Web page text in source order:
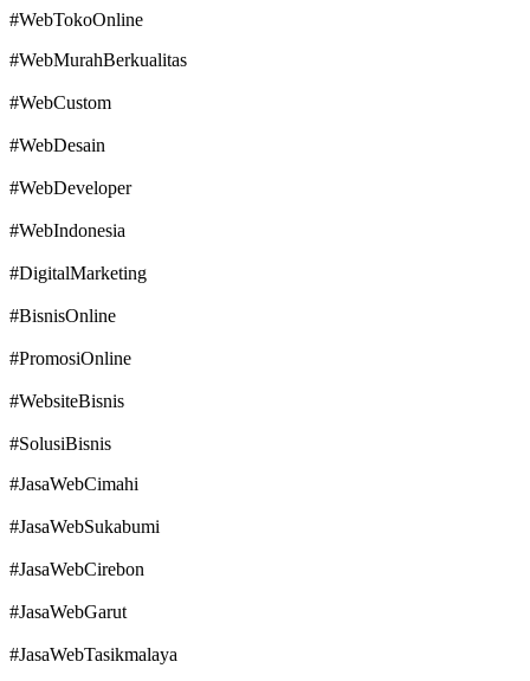
#WebTokoOnline
#WebMurahBerkualitas
#WebCustom
#WebDesain
#WebDeveloper
#WebIndonesia
#DigitalMarketing
#BisnisOnline
#PromosiOnline
#WebsiteBisnis
#SolusiBisnis
#JasaWebCimahi
#JasaWebSukabumi
#JasaWebCirebon
#JasaWebGarut
#JasaWebTasikmalaya